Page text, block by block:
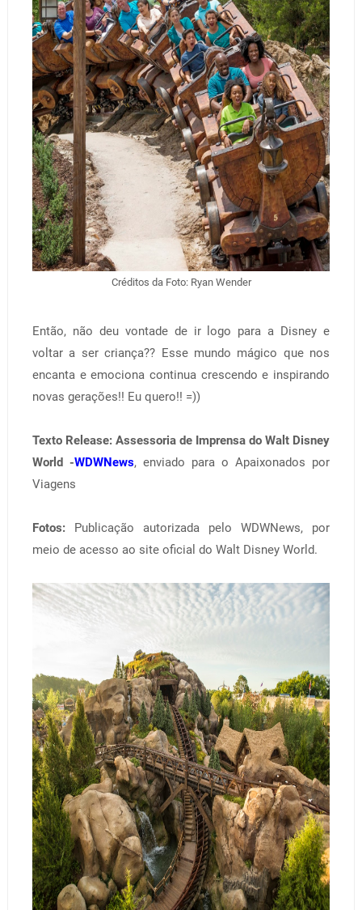
Créditos da Foto: Ryan Wender
Então, não deu vontade de ir logo para a Disney e
voltar a ser criança?? Esse mundo mágico que nos
encanta e emociona continua crescendo e inspirando
novas gerações!! Eu quero!! =))
Texto Release: Assessoria de Imprensa do Walt Disney
World -WDWNews, enviado para o Apaixonados por
Viagens
Fotos:Publicação autorizada pelo WDWNews, por
meio de acesso ao site oficial do Walt Disney World.